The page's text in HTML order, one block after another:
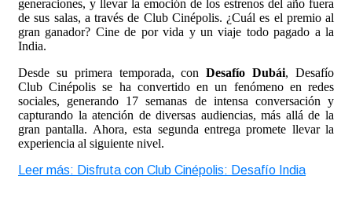
generaciones, y llevar la emoción de los estrenos del año fuera
de sus salas, a través de Club Cinépolis. ¿Cuál es el premio al
gran ganador? Cine de por vida y un viaje todo pagado a la
India.
Desde su primera temporada, conDesafío Dubái, Desafío
Club Cinépolis se ha convertido en un fenómeno en redes
sociales, generando 17 semanas de intensa conversación y
capturando la atención de diversas audiencias, más allá de la
gran pantalla. Ahora, esta segunda entrega promete llevar la
experiencia al siguiente nivel.
Leer más: Disfruta con Club Cinépolis: Desafío India